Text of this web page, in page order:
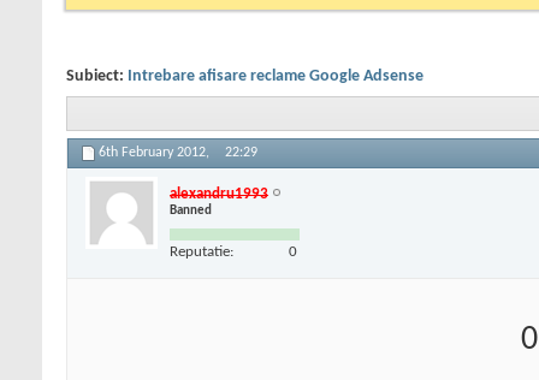
Subiect: Intrebare afisare reclame Google Adsense
6th February 2012, 22:29
alexandru1993
Banned
Reputatie: 0